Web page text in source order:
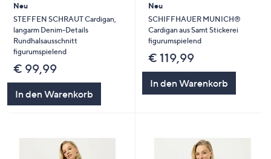
Neu
STEFFEN SCHRAUT Cardigan,
langarm Denim-Details
Rundhalsausschnitt
figurumspielend
€ 99,99
In den Warenkorb
Neu
SCHIFFHAUER MUNICH®
Cardigan aus Samt Stickerei
figurumspielend
€ 119,99
In den Warenkorb